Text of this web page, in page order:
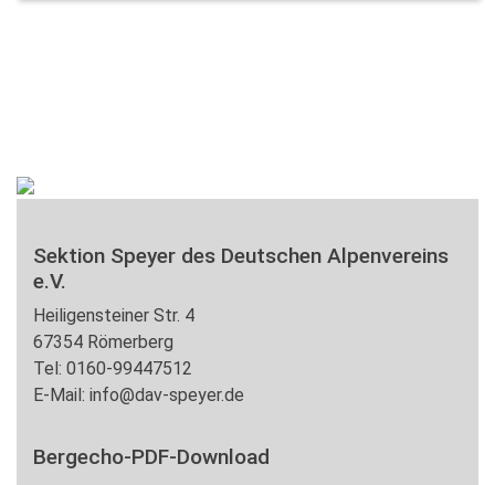
Sektion Speyer des Deutschen Alpenvereins
e.V.
Heiligensteiner Str. 4
67354 Römerberg
Tel: 0160-99447512
E-Mail: info@dav-speyer.de
Bergecho-PDF-Download